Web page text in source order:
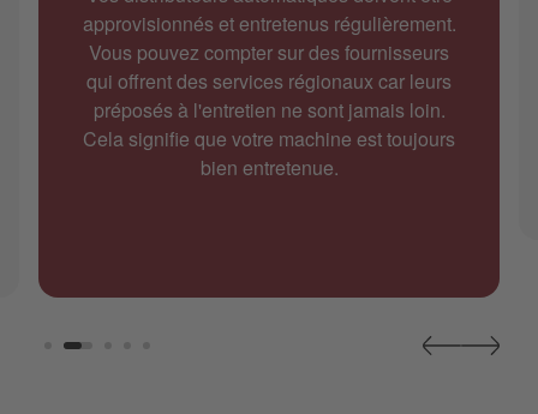
approvisionnés et entretenus régulièrement.
Vous pouvez compter sur des fournisseurs
qui offrent des services régionaux car leurs
préposés à l'entretien ne sont jamais loin.
Cela signifie que votre machine est toujours
bien entretenue.